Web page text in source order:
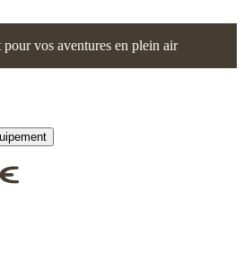
vos aventures en plein air